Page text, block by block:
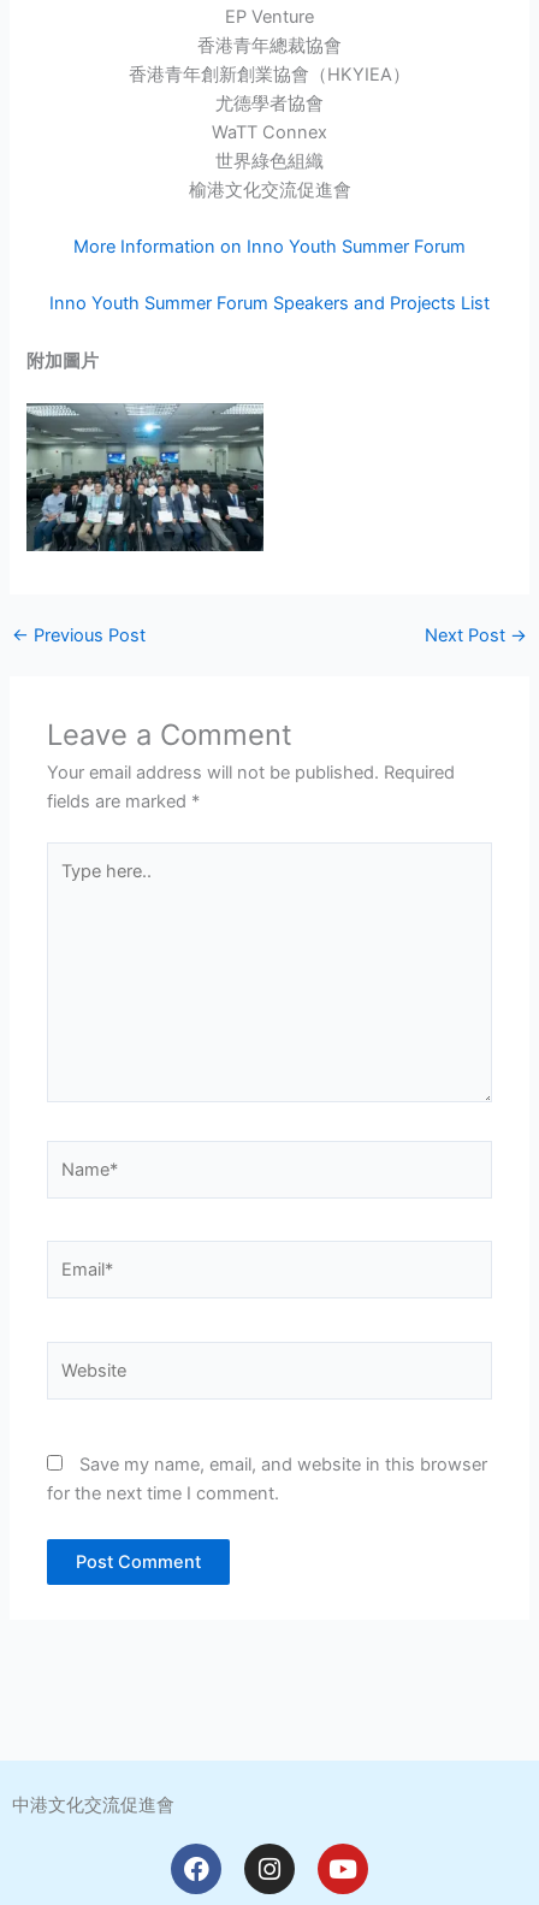
EP Venture
香港青年總裁協會
香港青年創新創業協會（HKYIEA）
尤德學者協會
WaTT Connex
世界綠色組織
榆港文化交流促進會
More Information on Inno Youth Summer Forum
Inno Youth Summer Forum Speakers and Projects List
附加圖片
← Previous Post Next Post →
Leave a Comment
Your email address will not be published. Required
fields are marked *
here..
Save my name, email, and website in this browser
for the next time I comment.
中港文化交流促進會
F
a
I
n
Y
o